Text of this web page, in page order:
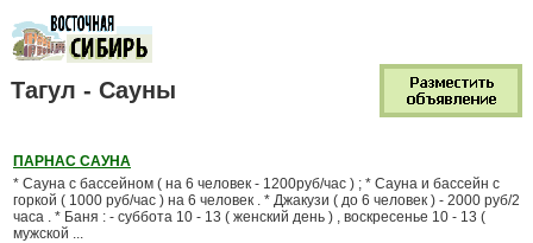
Тагул - Сауны
ПАРНАС САУНА
* Сауна с бассейном ( на 6 человек - 1200руб/час ) ; * Сауна и бассейн с
горкой ( 1000 руб/час ) на 6 человек . * Джакузи ( до 6 человек ) - 2000 руб/2
часа . * Баня : - суббота 10 - 13 ( женский день ) , воскресенье 10 - 13 (
мужской ...